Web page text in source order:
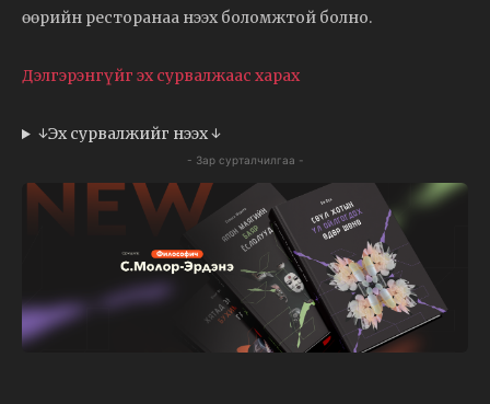
өөрийн ресторанаа нээх боломжтой болно.
Дэлгэрэнгүйг эх сурвалжаас харах
↓Эх сурвалжийг нээх ↓
- Зар сурталчилгаа -